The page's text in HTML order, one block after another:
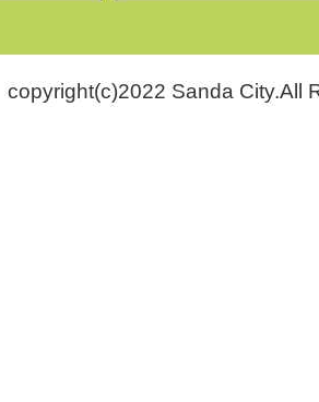
copyright(c)2022 Sanda City.All